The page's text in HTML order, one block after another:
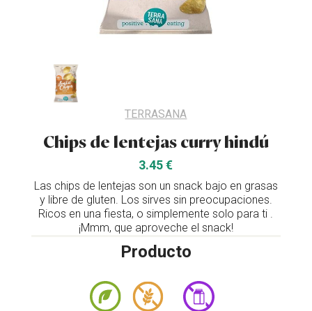
TERRASANA
Chips de lentejas curry hindú
3.45 €
Las chips de lentejas son un snack bajo en grasas
y libre de gluten. Los sirves sin preocupaciones.
Ricos en una fiesta, o simplemente solo para ti .
¡Mmm, que aproveche el snack!
Producto